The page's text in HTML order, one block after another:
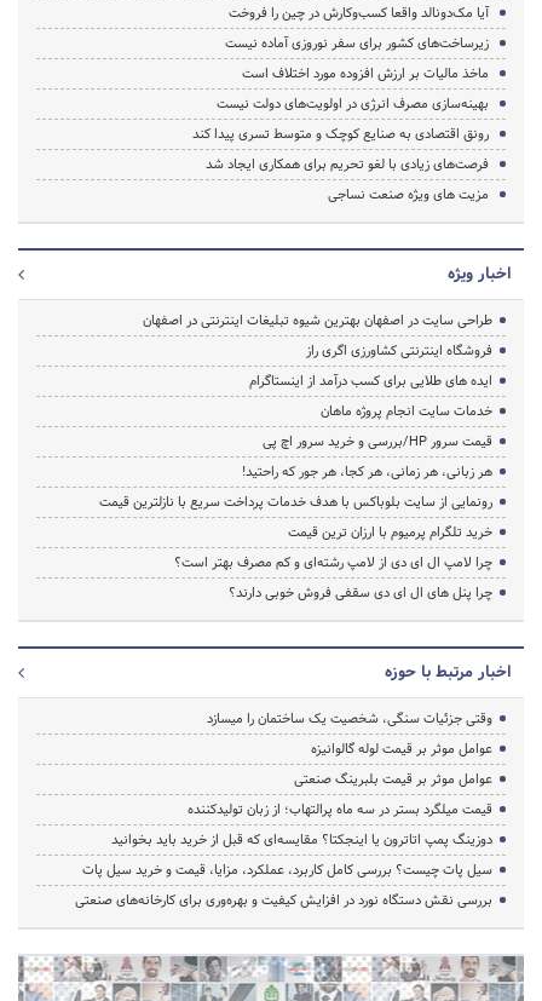
آیا مک‌دونالد واقعا کسب‌وکارش در چین را فروخت
زیرساخت‌های کشور برای سفر نوروزی آماده نیست
ماخذ مالیات بر ارزش افزوده مورد اختلاف است
بهینه‌سازی مصرف انرژی در اولویت‌های دولت نیست
رونق اقتصادی به صنایع کوچک و متوسط تسری پیدا کند
فرصت‌های زیادی با لغو تحریم‌ برای همکاری ایجاد شد
مزیت های ویژه صنعت نساجی
اخبار ویژه
طراحی سایت در اصفهان بهترین شیوه تبلیغات اینترنتی در اصفهان
فروشگاه اینترنتی کشاورزی اگری راز
ایده های طلایی برای کسب درآمد از اینستاگرام
خدمات سایت انجام پروژه ماهان
قیمت سرور HP/بررسی و خرید سرور اچ پی
هر زبانی، هر زمانی، هر کجا، هر جور که راحتید!
رونمایی از سایت بلوباکس با هدف خدمات پرداخت سریع با نازلترین قیمت
خرید تلگرام پرمیوم با ارزان ترین قیمت
چرا لامپ ال ای دی از لامپ رشته‌ای و کم مصرف بهتر است؟
چرا پنل های ال ای دی سقفی فروش خوبی دارند؟
اخبار مرتبط با حوزه
وقتی جزئیات سنگی، شخصیت یک ساختمان را میسازد
عوامل موثر بر قیمت لوله گالوانیزه
عوامل موثر بر قیمت بلبرینگ صنعتی
قیمت میلگرد بستر در سه ماه پرالتهاب؛ از زبان تولیدکننده
دوزینگ پمپ اتاترون یا اینجکتا؟ مقایسه‌ای که قبل از خرید باید بخوانید
سیل پات چیست؟ بررسی کامل کاربرد، عملکرد، مزایا، قیمت و خرید سیل پات
بررسی نقش دستگاه نورد در افزایش کیفیت و بهره‌وری برای کارخانه‌های صنعتی